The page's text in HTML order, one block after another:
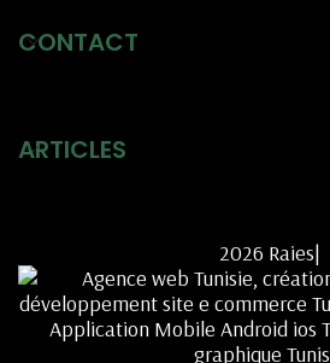
CONTACT
ARTICLES
2026 Raies|